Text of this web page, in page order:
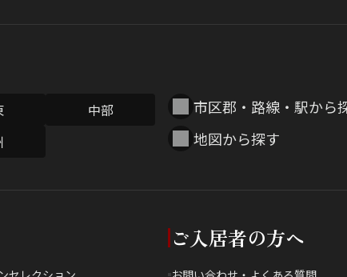
中部
市区郡・路線・駅から
地図から探す
ご入居者の方へ